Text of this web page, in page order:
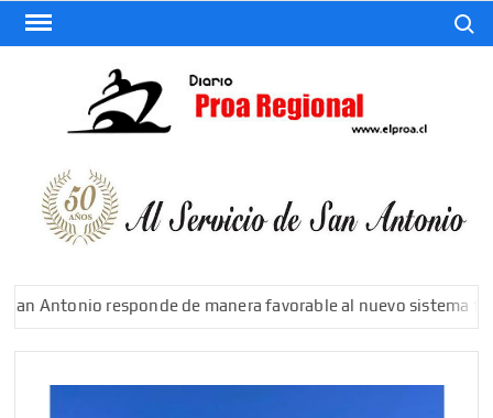
Saltar
Antonio responde de manera favorable al nuevo sistema